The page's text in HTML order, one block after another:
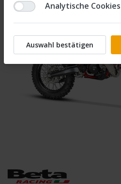
Analytische Cookies
Auswahl bestätigen